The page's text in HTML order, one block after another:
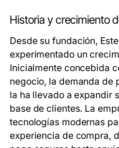
Historia y crecimiento
Desde su fundación,
experimentado un
Inicialmente concebida
negocio, la demanda de
la ha llevado a expandir
base de clientes. La
tecnologías modernas
experiencia de compra,